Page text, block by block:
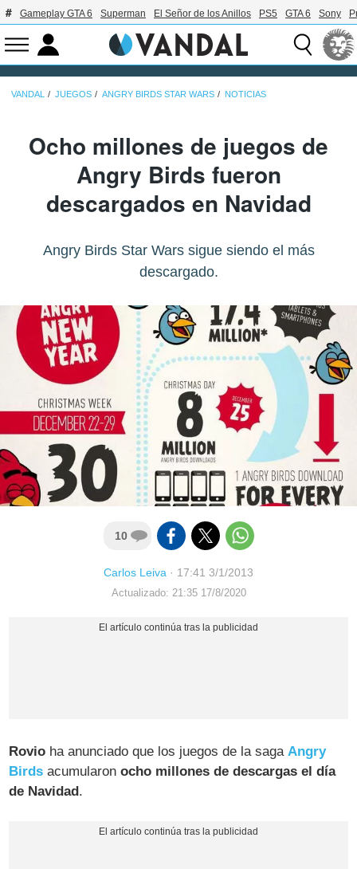
Gameplay GTA 6 Superman El Señor de los Anillos PS5 GTA 6 Sony
VANDAL JUEGOS ANGRY BIRDS STAR WARS NOTICIAS
Ocho millones de juegos de
Angry Birds fueron
descargados en Navidad
Angry Birds Star Wars sigue siendo el más
descargado.
10
Carlos Leiva · 17:41 3/1/2013
Actualizado: 21:35 17/8/2020
Rovio ha anunciado que los juegos de la sagaAngry
Birds acumularonocho millones de descargas el día
de Navidad.